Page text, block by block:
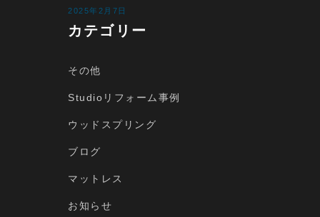
2025年2月7日
カテゴリー
その他
Studioリフォーム事例
ウッドスプリング
ブログ
マットレス
お知らせ